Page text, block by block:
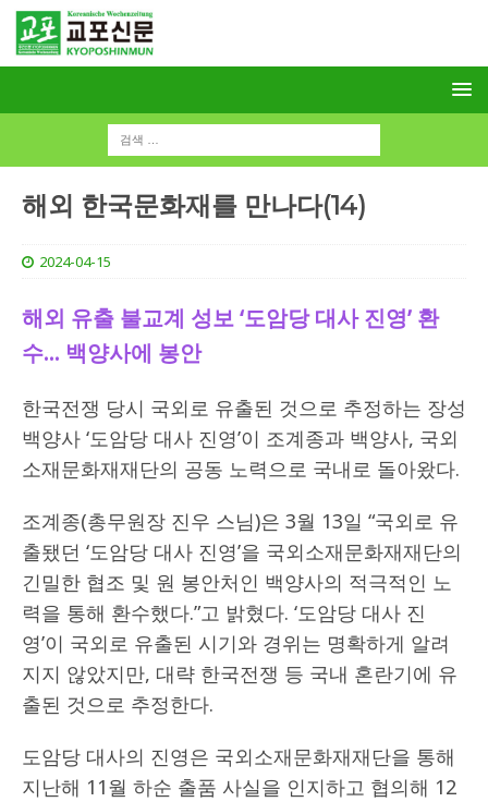
해외 한국문화재를 만나다(14)
2024-04-15
해외 유출 불교계 성보 ‘도암당 대사 진영’ 환
수… 백양사에 봉안
한국전쟁 당시 국외로 유출된 것으로 추정하는 장성
백양사 ‘도암당 대사 진영’이 조계종과 백양사, 국외
소재문화재재단의 공동 노력으로 국내로 돌아왔다.
조계종(총무원장 진우 스님)은 3월 13일 “국외로 유
출됐던 ‘도암당 대사 진영’을 국외소재문화재재단의
긴밀한 협조 및 원 봉안처인 백양사의 적극적인 노
력을 통해 환수했다.”고 밝혔다. ‘도암당 대사 진
영’이 국외로 유출된 시기와 경위는 명확하게 알려
지지 않았지만, 대략 한국전쟁 등 국내 혼란기에 유
출된 것으로 추정한다.
도암당 대사의 진영은 국외소재문화재재단을 통해
지난해 11월 하순 출품 사실을 인지하고 협의해 12